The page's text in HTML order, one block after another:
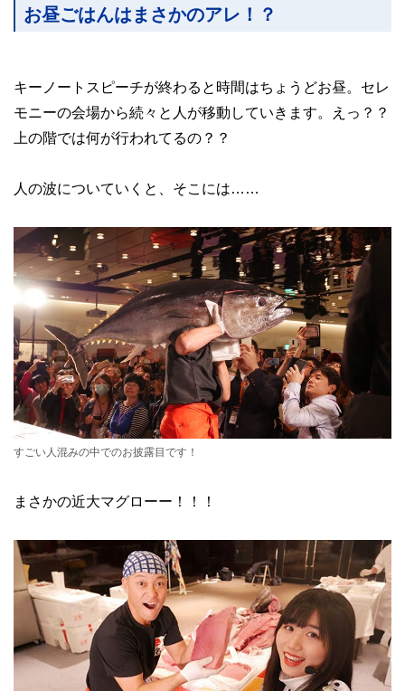
お昼ごはんはまさかのアレ！？
キーノートスピーチが終わると時間はちょうどお昼。セレ
モニーの会場から続々と人が移動していきます。えっ？？
上の階では何が行われてるの？？
人の波についていくと、そこには……
すごい人混みの中でのお披露目です！
まさかの近大マグローー！！！